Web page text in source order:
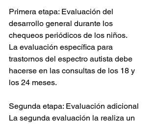
Primera etapa: Evaluación del
desarrollo general durante los
chequeos periódicos de los niños.
La evaluación específica para
trastornos del espectro autista debe
hacerse en las consultas de los 18 y
los 24 meses.
Segunda etapa: Evaluación adicional
La segunda evaluación la realiza un